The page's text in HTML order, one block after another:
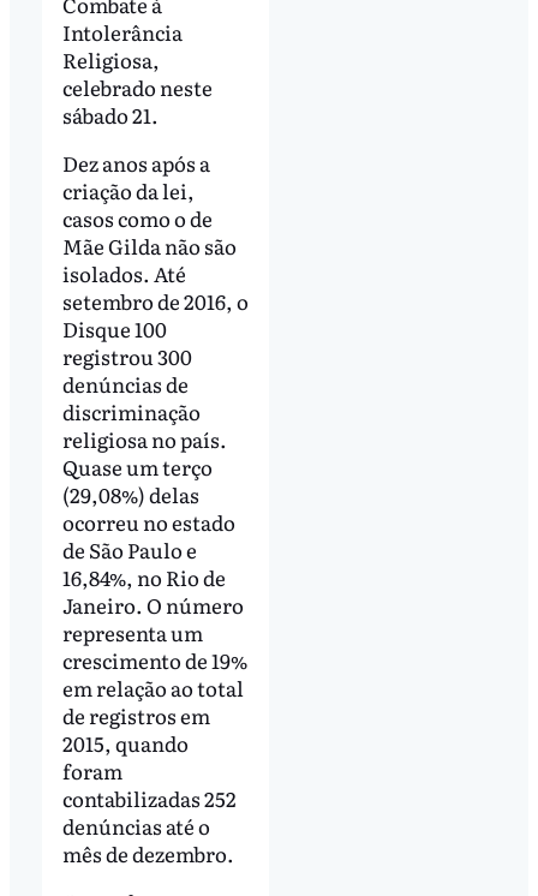
Intolerância
Religiosa,
celebrado neste
sábado 21.
Dez anos após a
criação da lei,
casos como o de
Mãe Gilda não são
isolados. Até
setembro de 2016, o
Disque 100
registrou 300
denúncias de
discriminação
religiosa no país.
Quase um terço
(29,08%) delas
ocorreu no estado
de São Paulo e
16,84%, no Rio de
Janeiro. O número
representa um
crescimento de 19%
em relação ao total
de registros em
2015, quando
foram
contabilizadas 252
denúncias até o
mês de dezembro.